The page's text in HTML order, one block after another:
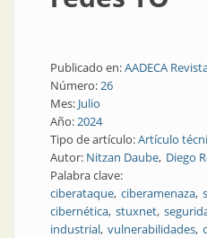
Publicado en:AADECA
Número:26
Mes: Julio
Año:2024
Tipo de artículo:Artículo
Autor: Nitzan Daube Diego
Palabra clave:
ciberataque ciberamenaza
cibernética stuxnet
industrial vulnerabilidades